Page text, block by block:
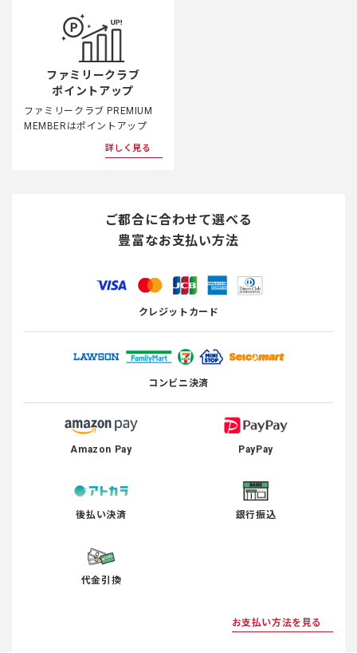
ファミリークラブ
ポイントアップ
ファミリークラブ PREMIUM
MEMBERはポイントアップ
詳しく見る
ご都合に合わせて選べる
豊富なお支払い方法
クレジットカード
コンビニ決済
Amazon Pay PayPay
後払い決済 銀行振込
代金引換
お支払い方法を見る